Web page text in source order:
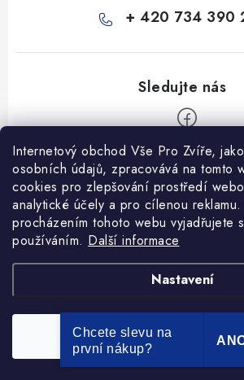
Internetový obchod Vše Pro Zvíře,
osobních údajů, zpracovává na tomto
cookies pro zlepšování prostředí
analytické účely a pro cílenou reklamu.
procházením tohoto webu vyjadřujete
používáním. Další informace
Nastavení
Souhlasím
+ 420 734 390
Informace pro Vás
Ceník dopravy
Kontakty
Obchodní podmínky
Podmínky ochrany osobních údajů
Heuréka recenze
Vytvořil Shoptet Premium
Copyright 2026Vše Pro Zvíře . Všechna
Chcete slevu na
první nákup?